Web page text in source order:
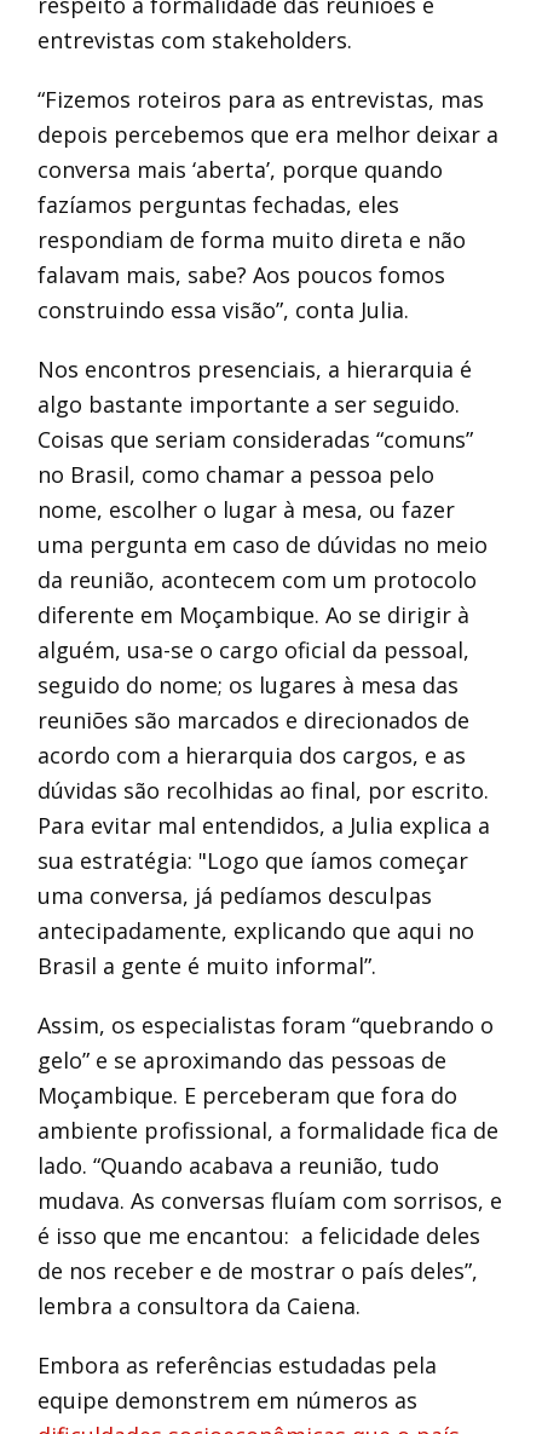
entrevistas com stakeholders.
“Fizemos roteiros para as entrevistas, mas
depois percebemos que era melhor deixar a
conversa mais ‘aberta’, porque quando
fazíamos perguntas fechadas, eles
respondiam de forma muito direta e não
falavam mais, sabe? Aos poucos fomos
construindo essa visão”, conta Julia.
Nos encontros presenciais, a hierarquia é
algo bastante importante a ser seguido.
Coisas que seriam consideradas “comuns”
no Brasil, como chamar a pessoa pelo
nome, escolher o lugar à mesa, ou fazer
uma pergunta em caso de dúvidas no meio
da reunião, acontecem com um protocolo
diferente em Moçambique. Ao se dirigir à
alguém, usa-se o cargo oficial da pessoal,
seguido do nome; os lugares à mesa das
reuniões são marcados e direcionados de
acordo com a hierarquia dos cargos, e as
dúvidas são recolhidas ao final, por escrito.
Para evitar mal entendidos, a Julia explica a
sua estratégia: "Logo que íamos começar
uma conversa, já pedíamos desculpas
antecipadamente, explicando que aqui no
Brasil a gente é muito informal”.
Assim, os especialistas foram “quebrando o
gelo” e se aproximando das pessoas de
Moçambique. E perceberam que fora do
ambiente profissional, a formalidade fica de
lado. “Quando acabava a reunião, tudo
mudava. As conversas fluíam com sorrisos, e
é isso que me encantou: a felicidade deles
de nos receber e de mostrar o país deles”,
lembra a consultora da Caiena.
Embora as referências estudadas pela
equipe demonstrem em números as